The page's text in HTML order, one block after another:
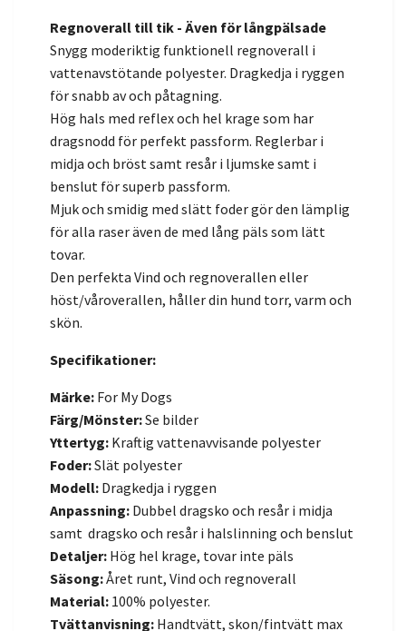
Regnoverall till tik - Även för långpälsade
Snygg moderiktig funktionell regnoverall i
vattenavstötande polyester. Dragkedja i ryggen
för snabb av och påtagning.
Hög hals med reflex och hel krage som har
dragsnodd för perfekt passform. Reglerbar i
midja och bröst samt resår i ljumske samt i
benslut för superb passform.
Mjuk och smidig med slätt foder gör den lämplig
för alla raser även de med lång päls som lätt
tovar.
Den perfekta Vind och regnoverallen eller
höst/våroverallen, håller din hund torr, varm och
skön.
Specifikationer:
Märke: For My Dogs
Färg/Mönster:Se bilder
Yttertyg: Kraftig vattenavvisande polyester
Foder:Slät polyester
Modell: Dragkedja i ryggen
Anpassning: Dubbel dragsko och resår i midja
samt dragsko och resår i halslinning och benslut
Detaljer: Hög hel krage, tovar inte päls
Säsong:Året runt, Vind och regnoverall
Material: 100% polyester.
Tvättanvisning: Handtvätt, skon/fintvätt max